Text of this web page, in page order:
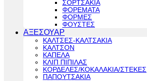
ΣΟΡΤΣΑΚΙΑ
ΦΟΡΕΜΑΤΑ
ΦΟΡΜΕΣ
ΦΟΥΣΤΕΣ
ΑΞΕΣΟΥΑΡ
ΚΑΛΤΣΕΣ-ΚΑΛΤΣΑΚΙΑ
ΚΑΛΤΣΟΝ
ΚΑΠΕΛΑ
ΚΛΙΠ ΠΙΠΙΛΑΣ
ΚΟΡΔΕΛΕΣ/ΚΟΚΑΛΑΚΙΑ/ΣΤΕΚΕΣ
ΠΑΠΟΥΤΣΑΚΙΑ